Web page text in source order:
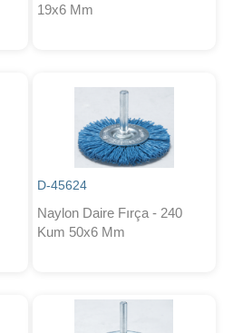
19x6 Mm
D-45624
Naylon Daire Fırça - 240
Kum 50x6 Mm